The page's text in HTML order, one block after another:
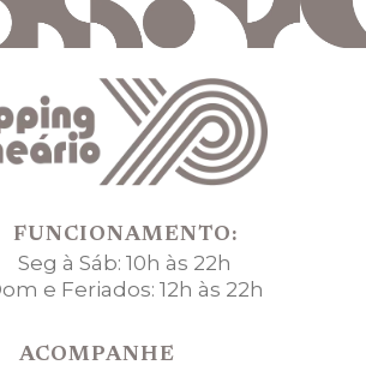
FUNCIONAMENTO:
Seg à Sáb: 10h às 22h
e Feriados: 12h às 22h
ACOMPANHE